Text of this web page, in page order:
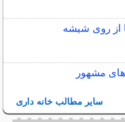
از روی شیشه
مشهور
سایر مطالب خانه داری